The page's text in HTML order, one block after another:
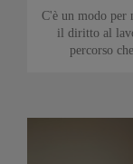
C'è un modo per
il diritto al
percorso